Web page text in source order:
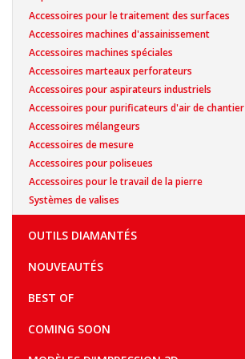
Accessoires pour le traitement des surfaces
Accessoires machines d'assainissement
Accessoires machines spéciales
Accessoires marteaux perforateurs
Accessoires pour aspirateurs industriels
Accessoires pour purificateurs d'air de chantier
Accessoires mélangeurs
Accessoires de mesure
Accessoires pour poliseues
Accessoires pour le travail de la pierre
Systèmes de valises
OUTILS DIAMANTÉS
NOUVEAUTÉS
BEST OF
COMING SOON